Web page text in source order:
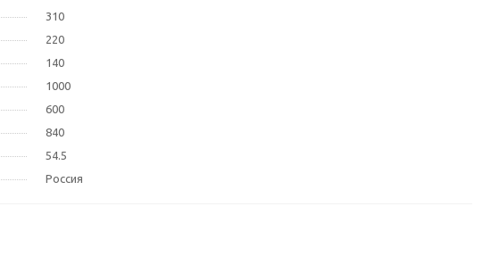
310
220
140
1000
600
840
54.5
Россия